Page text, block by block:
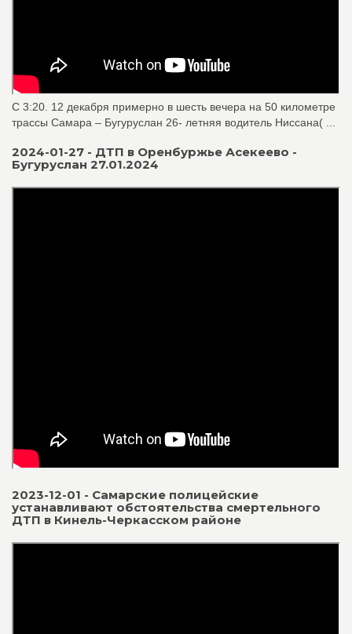
C 3:20. 12 декабря примерно в шесть вечера на 50 километре
трассы Самара – Бугуруслан 26- летняя водитель Ниссана( ...
2024-01-27 - ДТП в Оренбуржье Асекеево -
Бугуруслан 27.01.2024
2023-12-01 - Самарские полицейские
устанавливают обстоятельства смертельного
ДТП в Кинель-Черкасском районе